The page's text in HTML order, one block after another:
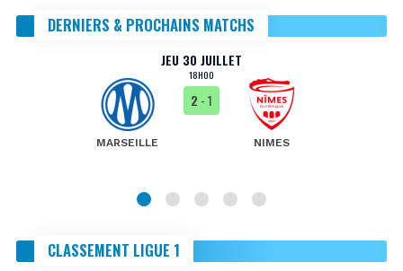
DERNIERS & PROCHAINS MATCHS
JEU 30 JUILLET
18H00
MARSEILLE
2 - 1
NIMES
CLASSEMENT LIGUE 1